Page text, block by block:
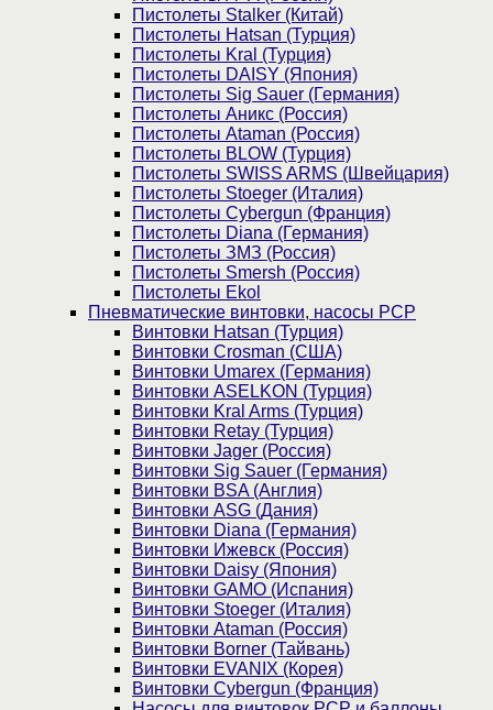
Пистолеты Stalker (Китай)
Пистолеты Hatsan (Турция)
Пистолеты Kral (Турция)
Пистолеты DAISY (Япония)
Пистолеты Sig Sauer (Германия)
Пистолеты Аникс (Россия)
Пистолеты Ataman (Россия)
Пистолеты BLOW (Турция)
Пистолеты SWISS ARMS (Швейцария)
Пистолеты Stoeger (Италия)
Пистолеты Cybergun (Франция)
Пистолеты Diana (Германия)
Пистолеты ЗМЗ (Россия)
Пистолеты Smersh (Россия)
Пистолеты Ekol
Пневматические винтовки, насосы PCP
Винтовки Hatsan (Турция)
Винтовки Crosman (США)
Винтовки Umarex (Германия)
Винтовки ASELKON (Турция)
Винтовки Kral Arms (Турция)
Винтовки Retay (Турция)
Винтовки Jager (Россия)
Винтовки Sig Sauer (Германия)
Винтовки BSA (Англия)
Винтовки ASG (Дания)
Винтовки Diana (Германия)
Винтовки Ижевск (Россия)
Винтовки Daisy (Япония)
Винтовки GAMO (Испания)
Винтовки Stoeger (Италия)
Винтовки Ataman (Россия)
Винтовки Borner (Тайвань)
Винтовки EVANIX (Корея)
Винтовки Cybergun (Франция)